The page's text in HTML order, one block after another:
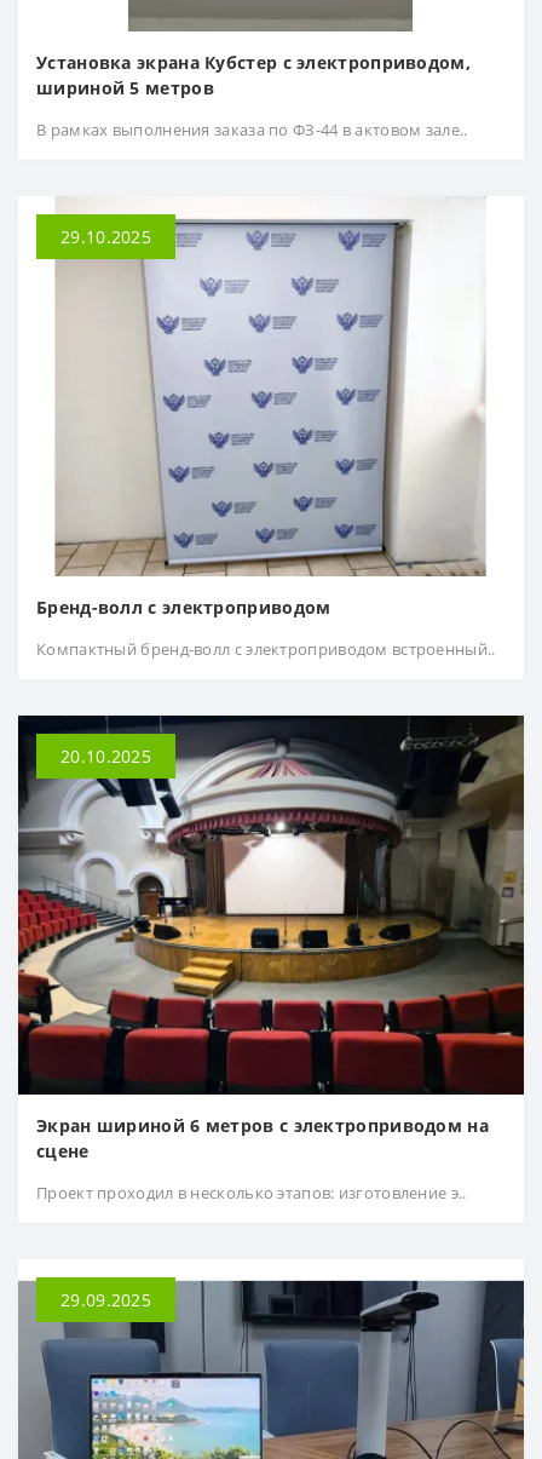
Установка экрана Кубстер с электроприводом,
шириной 5 метров
В рамках выполнения заказа по ФЗ-44 в актовом зале..
29.10.2025
Бренд-волл с электроприводом
Компактный бренд-волл с электроприводом встроенный..
20.10.2025
Экран шириной 6 метров с электроприводом на
сцене
Проект проходил в несколько этапов: изготовление э..
29.09.2025